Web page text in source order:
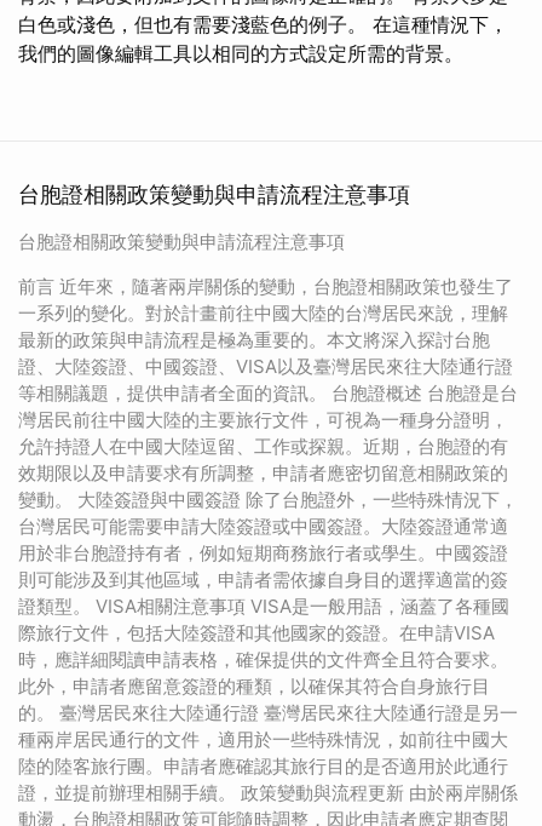
白色或淺色，但也有需要淺藍色的例子。 在這種情況下，
我們的圖像編輯工具以相同的方式設定所需的背景。
台胞證相關政策變動與申請流程注意事項
台胞證相關政策變動與申請流程注意事項
前言 近年來，隨著兩岸關係的變動，台胞證相關政策也發生了
一系列的變化。對於計畫前往中國大陸的台灣居民來說，理解
最新的政策與申請流程是極為重要的。本文將深入探討台胞
證、大陸簽證、中國簽證、VISA以及臺灣居民來往大陸通行證
等相關議題，提供申請者全面的資訊。 台胞證概述 台胞證是台
灣居民前往中國大陸的主要旅行文件，可視為一種身分證明，
允許持證人在中國大陸逗留、工作或探親。近期，台胞證的有
效期限以及申請要求有所調整，申請者應密切留意相關政策的
變動。 大陸簽證與中國簽證 除了台胞證外，一些特殊情況下，
台灣居民可能需要申請大陸簽證或中國簽證。大陸簽證通常適
用於非台胞證持有者，例如短期商務旅行者或學生。中國簽證
則可能涉及到其他區域，申請者需依據自身目的選擇適當的簽
證類型。 VISA相關注意事項 VISA是一般用語，涵蓋了各種國
際旅行文件，包括大陸簽證和其他國家的簽證。在申請VISA
時，應詳細閱讀申請表格，確保提供的文件齊全且符合要求。
此外，申請者應留意簽證的種類，以確保其符合自身旅行目
的。 臺灣居民來往大陸通行證 臺灣居民來往大陸通行證是另一
種兩岸居民通行的文件，適用於一些特殊情況，如前往中國大
陸的陸客旅行團。申請者應確認其旅行目的是否適用於此通行
證，並提前辦理相關手續。 政策變動與流程更新 由於兩岸關係
動盪，台胞證相關政策可能隨時調整，因此申請者應定期查閱